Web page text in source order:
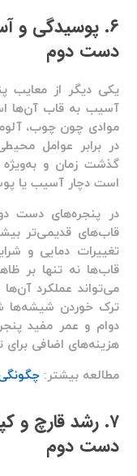
۶. پوسیدگی و
دست دوم
یکی دیگر از معایب
آسیب به قاب آن‌ها
در برابر عوامل
گذشت زمان و
است دچار آسیب یا
در پنجره‌های دست
قاب‌های قدیمی‌تر
تغییرات دمایی و
قاب‌ها نه تنها بر
می‌تواند عملکرد
ترک خوردن شیشه‌ها
دوام و عمر مفید
هزینه‌های اضافی برای
مطالعه بیشتر:
۷. رشد قارچ و
دست دوم